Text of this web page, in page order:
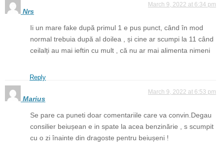
Nrs
March 9, 2022 at 6:34 pm
Ii un mare fake după primul 1 e pus punct, când în mod
normal trebuia după al doilea , și cine ar scumpi la 11 când
ceilalți au mai ieftin cu mult , că nu ar mai alimenta nimeni
Reply
Marius
March 9, 2022 at 6:53 pm
Se pare ca puneti doar comentariile care va convin.Degau
consilier beiușean e in spate la acea benzinărie , s scumpit
cu o zi înainte din dragoste pentru beiușeni !